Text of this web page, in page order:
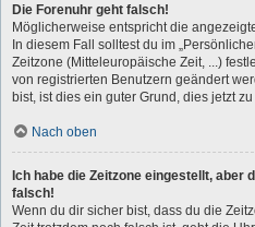
Die Forenuhr geht falsch!
Möglicherweise entspricht die
In diesem Fall solltest du im
Zeitzone (Mitteleuropäische Zeit, ...)
von registrierten Benutzern geändert
bist, ist dies ein guter Grund, dies jetzt
Nach oben
Ich habe die Zeitzone eingestellt, aber
falsch!
Wenn du dir sicher bist, dass du die